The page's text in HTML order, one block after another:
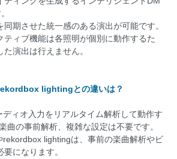
期させた統一感のある演出が可能です。
ティブ機能は各照明が個別に動作するた
演出は行えません。
lightingとの違いは？
ィオ入力をリアルタイム解析して動作す
曲の事前解析、複雑な設定は不要です。
lightingは、事前の楽曲解析やビ
になります。